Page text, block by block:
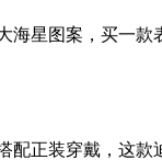
星图案，买一款
正装穿戴，这款